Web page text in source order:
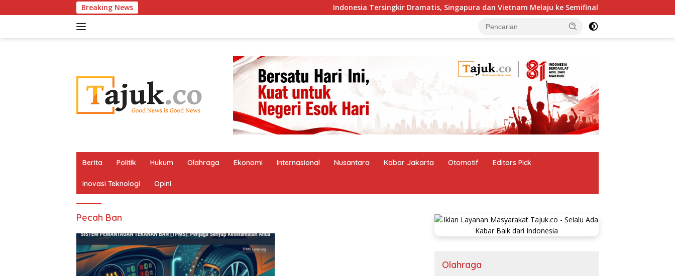
ke
Breaking News Indonesia Tersingkir Dramatis, Singapura dan Vietnam Melaju ke Semifinal AFF
Berita Politik Hukum Olahraga Ekonomi Internasional Nusantara Kabar Jakarta Otomotif Editors Pick
Inovasi Teknologi Opini
Pecah Ban
Olahraga